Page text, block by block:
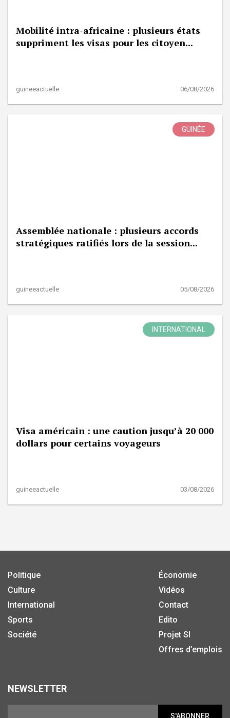
Mobilité intra-africaine : plusieurs états
suppriment les visas pour les citoyen...
guineeactuelle 06/08/2026
GUINÉE
Assemblée nationale : plusieurs accords
stratégiques ratifiés lors de la session...
guineeactuelle 05/08/2026
INTERNATIONAL
Visa américain : une caution jusqu’à 20 000
dollars pour certains voyageurs
guineeactuelle 03/08/2026
Politique
Culture
International
Sports
Société
Économie
Vidéos
Contact
Edito
Projet SI
Offres d’emplois
NEWSLETTER
S'ABONNER